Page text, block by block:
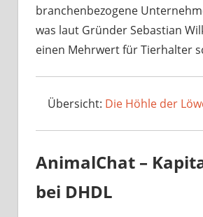
branchenbezogene
was laut Gründer Sebastian
einen Mehrwert für Tierhalter
Übersicht: Die Höhle der
AnimalChat –
bei DHDL